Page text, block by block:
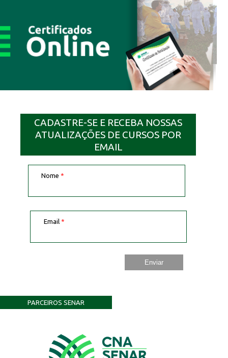
CADASTRE-SE E RECEBA NOSSAS
ATUALIZAÇÕES DE CURSOS POR
EMAIL
Nome *
Email *
PARCEIROS SENAR